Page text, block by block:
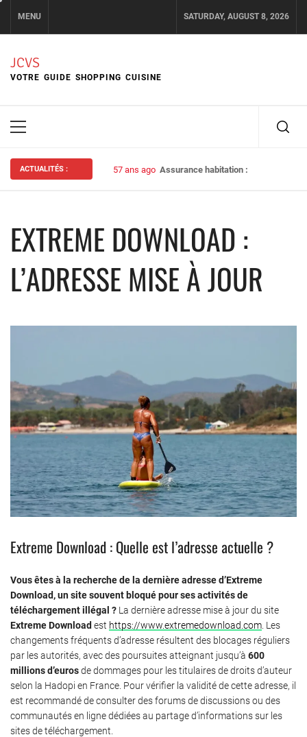
content
MENU SATURDAY, AUGUST 8, 2026
JCVS
VOTRE GUIDE SHOPPING CUISINE
Primary
ACTUALITÉS : 57 ans ago Assurance habitation : bien choisir
EXTREME DOWNLOAD :
L’ADRESSE MISE À JOUR
Extreme Download : Quelle est l’adresse actuelle ?
Vous êtes à la recherche de la dernière adresse d’Extreme
Download, un site souvent bloqué pour ses activités de
téléchargement illégal ? La dernière adresse mise à jour du site
Extreme Download est https://www.extremedownload.com . Les
changements fréquents d’adresse résultent des blocages réguliers
par les autorités, avec des poursuites atteignant jusqu’à 600
millions d’eurosde dommages pour les titulaires de droits d’auteur
selon la Hadopi en France. Pour vérifier la validité de cette adresse, il
est recommandé de consulter des forums de discussions ou des
communautés en ligne dédiées au partage d’informations sur les
sites de téléchargement.